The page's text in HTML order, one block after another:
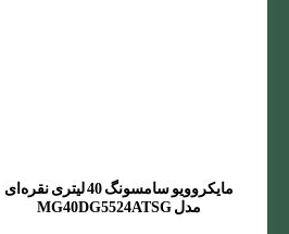
مایکروویو سامسونگ 40 لیتری نقره‌ای
مدل MG40DG5524ATSG